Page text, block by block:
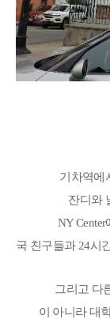
기차역에
잔디와
NY Center
국 친구들과 24시
그리고 다
이 아니라 대